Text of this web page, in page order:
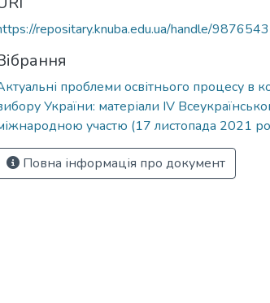
repositary.knuba.edu.ua/handle/
проблеми освітнього процесу в
України: матеріали ІV
участю (17 листопада 2021
Повна інформація про документ